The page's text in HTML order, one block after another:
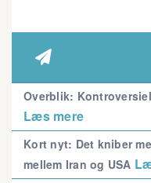

Overblik:
Læs mere
Kort nyt: Det kniber
mellem Iran og USA